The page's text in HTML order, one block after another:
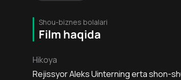
Shou-biznes bolalari
Film haqida
Hikoya
Rejissyor Aleks Uinterning erta shon-